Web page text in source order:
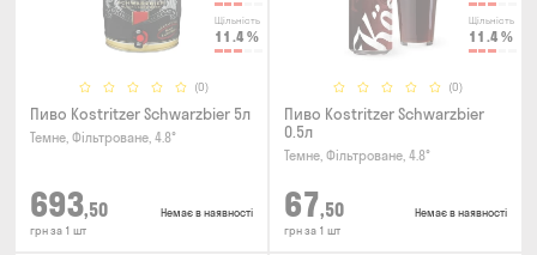
Щільність
11.4 %
(0)
Пиво Kostritzer Schwarzbier 5л
Темне, Фільтроване, 4.8°
693,50
грн за 1 шт
Немає в наявності
Щільність
11.4 %
(0)
Пиво Kostritzer Schwarzbier
0.5л
Темне, Фільтроване, 4.8°
67,50
грн за 1 шт
Немає в наявності